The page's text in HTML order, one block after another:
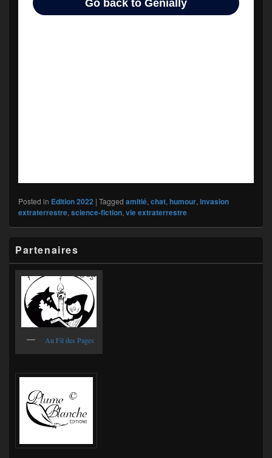
Posted in Edition 2022 | Tagged amitié, chat, humour, invasion
extraterrestre, science-fiction, vie extraterrestre
Sidebar
Widget
Area
Partenaires
Au Fil des Pages